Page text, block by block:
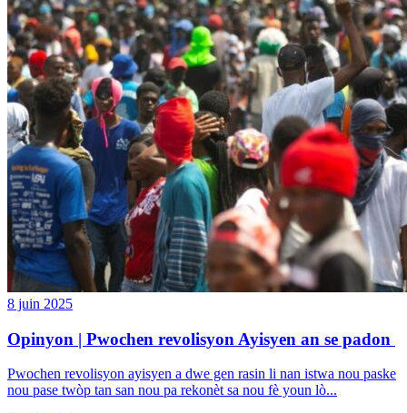
8 juin 2025
Opinyon | Pwochen revolisyon Ayisyen an se padon
Pwochen revolisyon ayisyen a dwe gen rasin li nan istwa nou paske
nou pase twòp tan san nou pa rekonèt sa nou fè youn lò...